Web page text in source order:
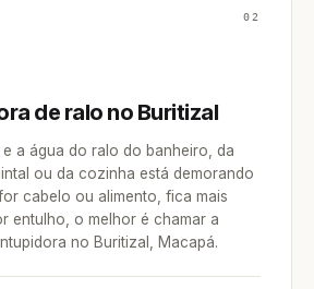
02
de ralo no Buritizal
a água do ralo do banheiro, da
ou da cozinha está demorando
cabelo ou alimento, fica mais
entulho, o melhor é chamar a
no Buritizal, Macapá.